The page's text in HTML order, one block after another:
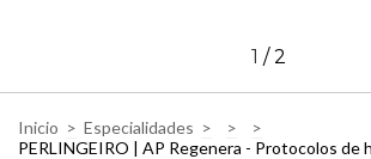
1 /2
Inicio > Especialidades > >
>
PERLINGEIRO | AP Regenera - Protocolos de